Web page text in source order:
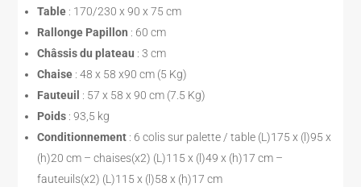
Table : 170/230 x 90 x 75 cm
Rallonge Papillon : 60 cm
Châssis du plateau : 3 cm
Chaise : 48 x 58 x90 cm (5 Kg)
Fauteuil : 57 x 58 x 90 cm (7.5 Kg)
Poids : 93,5 kg
Conditionnement : 6 colis sur palette / table (L)175 x (l)95 x
(h)20 cm – chaises(x2) (L)115 x (l)49 x (h)17 cm –
fauteuils(x2) (L)115 x (l)58 x (h)17 cm